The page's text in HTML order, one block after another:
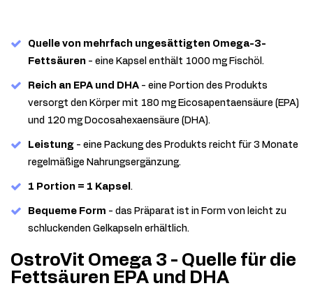
Quelle von mehrfach ungesättigten Omega-3-
Fettsäuren - eine Kapsel enthält 1000 mg Fischöl.
Reich an EPA und DHA - eine Portion des Produkts
versorgt den Körper mit 180 mg Eicosapentaensäure (EPA)
und 120 mg Docosahexaensäure (DHA).
Leistung - eine Packung des Produkts reicht für 3 Monate
regelmäßige Nahrungsergänzung.
1 Portion = 1 Kapsel .
Bequeme Form - das Präparat ist in Form von leicht zu
schluckenden Gelkapseln erhältlich.
OstroVit Omega 3 - Quelle für die
Fettsäuren EPA und DHA